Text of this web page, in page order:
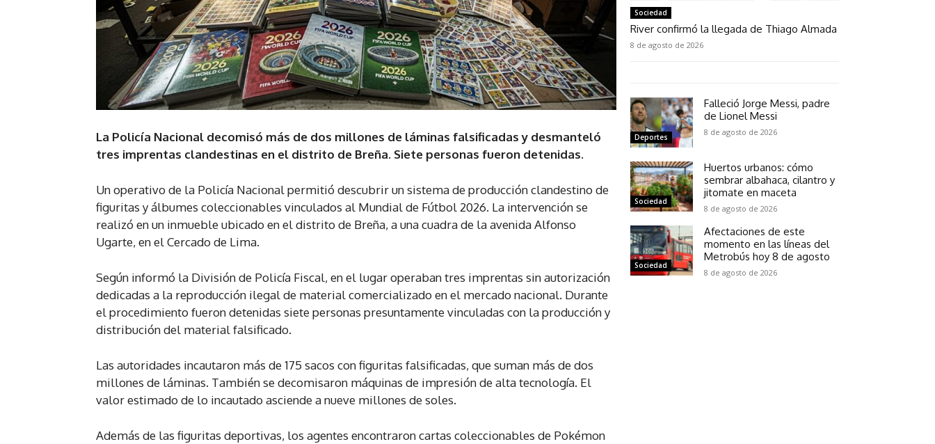
La Policía Nacional decomisó más de dos millones de láminas falsificadas y desmanteló
tres imprentas clandestinas en el distrito de Breña. Siete personas fueron detenidas.
Un operativo de la Policía Nacional permitió descubrir un sistema de producción clandestino de
figuritas y álbumes coleccionables vinculados al Mundial de Fútbol 2026. La intervención se
realizó en un inmueble ubicado en el distrito de Breña, a una cuadra de la avenida Alfonso
Ugarte, en el Cercado de Lima.
Según informó la División de Policía Fiscal, en el lugar operaban tres imprentas sin autorización
dedicadas a la reproducción ilegal de material comercializado en el mercado nacional. Durante
el procedimiento fueron detenidas siete personas presuntamente vinculadas con la producción y
distribución del material falsificado.
Las autoridades incautaron más de 175 sacos con figuritas falsificadas, que suman más de dos
millones de láminas. También se decomisaron máquinas de impresión de alta tecnología. El
valor estimado de lo incautado asciende a nueve millones de soles.
Además de las figuritas deportivas, los agentes encontraron cartas coleccionables de Pokémon
Sociedad
River confirmó la llegada de Thiago Almada
8 de agosto de 2026
Deportes
Falleció Jorge Messi, padre
de Lionel Messi
8 de agosto de 2026
Sociedad
Huertos urbanos: cómo
sembrar albahaca, cilantro y
jitomate en maceta
8 de agosto de 2026
Sociedad
Afectaciones de este
momento en las líneas del
Metrobús hoy 8 de agosto
8 de agosto de 2026